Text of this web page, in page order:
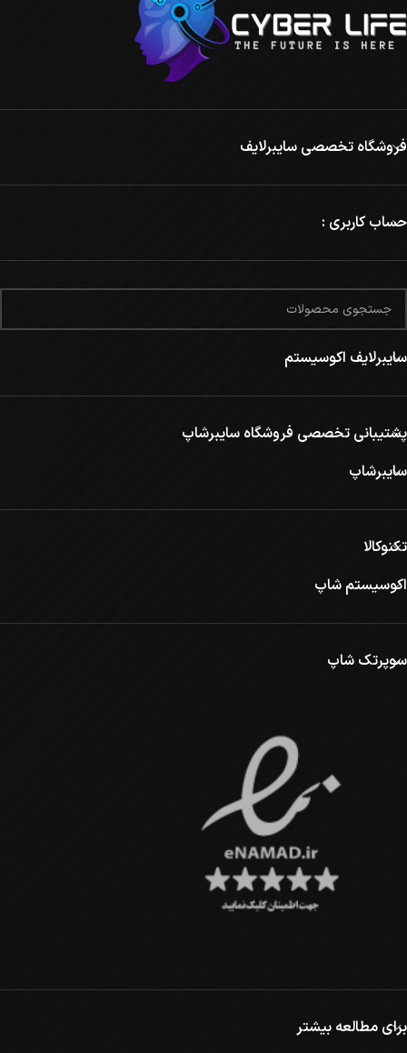
فروشگاه تخصصی سایبرلایف
حساب کاربری :
سایبرلایف اکوسیستم
پشتیبانی تخصصی فروشگاه سایبرشاپ
سایبرشاپ
تکنوکالا
اکوسیستم شاپ
سوپرتک شاپ
برای مطالعه بیشتر